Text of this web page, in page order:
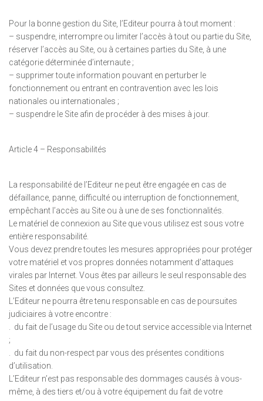
Pour la bonne gestion du Site, l’Editeur pourra à tout moment :
– suspendre, interrompre ou limiter l’accès à tout ou partie du Site,
réserver l’accès au Site, ou à certaines parties du Site, à une
catégorie déterminée d’internaute ;
– supprimer toute information pouvant en perturber le
fonctionnement ou entrant en contravention avec les lois
nationales ou internationales ;
– suspendre le Site afin de procéder à des mises à jour.
Article 4 – Responsabilités
La responsabilité de l’Editeur ne peut être engagée en cas de
défaillance, panne, difficulté ou interruption de fonctionnement,
empêchant l’accès au Site ou à une de ses fonctionnalités.
Le matériel de connexion au Site que vous utilisez est sous votre
entière responsabilité.
Vous devez prendre toutes les mesures appropriées pour protéger
votre matériel et vos propres données notamment d’attaques
virales par Internet. Vous êtes par ailleurs le seul responsable des
Sites et données que vous consultez.
L’Editeur ne pourra être tenu responsable en cas de poursuites
judiciaires à votre encontre :
. du fait de l’usage du Site ou de tout service accessible via Internet
;
. du fait du non-respect par vous des présentes conditions
d’utilisation.
L’Editeur n’est pas responsable des dommages causés à vous-
même, à des tiers et/ou à votre équipement du fait de votre